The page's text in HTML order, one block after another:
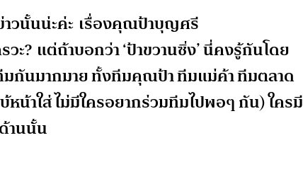
าวนั้นน่ะค่ะ เรื่องคุณป้าบุญศรี
? แต่ถ้าบอกว่า ‘ป้าขวานซิ่ง’ นี่คงรู้กันโดย
กันมากมาย ทั้งทีมคุณป้า ทีมแม่ค้า ทีมตลาด
น้าใส่ ไม่มีใครอยากร่วมทีมไปพอๆ กัน) ใครมี
านนั้น